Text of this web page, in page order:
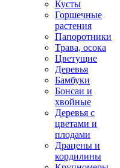
Кусты
Горшечные
растения
Папоротники
Трава, осока
Цветущие
Деревья
Бамбуки
Бонсаи и
хвойные
Деревья с
цветами и
плодами
Драцены и
кордилины